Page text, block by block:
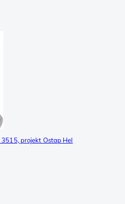
projekt Ostap Hel